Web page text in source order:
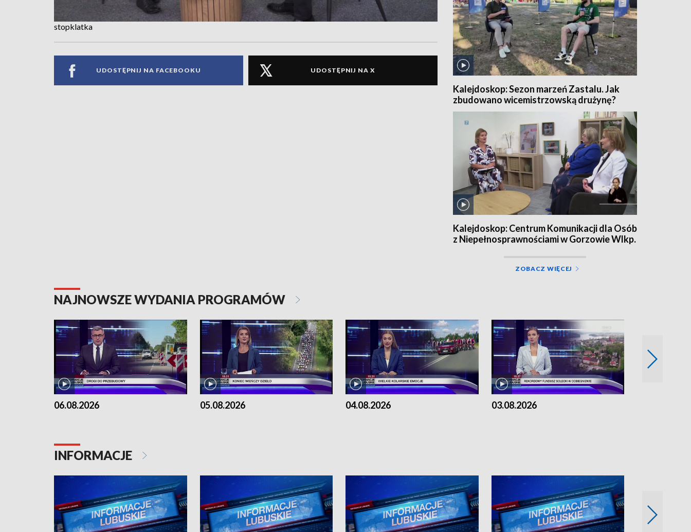
stopklatka
UDOSTĘPNIJ NA FACEBOOKU UDOSTĘPNIJ NA X
Kalejdoskop: Sezon marzeń Zastalu. Jak
zbudowano wicemistrzowską drużynę?
Kalejdoskop: Centrum Komunikacji dla Osób
z Niepełnosprawnościami w Gorzowie Wlkp.
ZOBACZ WIĘCEJ
NAJNOWSZE WYDANIA PROGRAMÓW
06.08.2026 05.08.2026 04.08.2026 03.08.2026
INFORMACJE